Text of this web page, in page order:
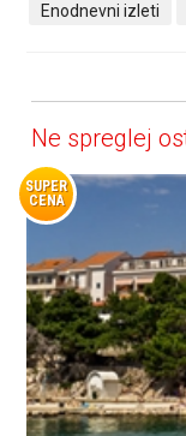
Enodnevni izleti
Ne spreglej
SUPER
CENA